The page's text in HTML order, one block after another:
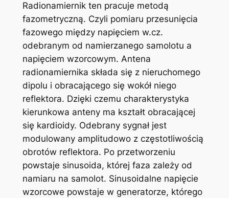
Radionamiernik ten pracuje metodą
fazometryczną. Czyli pomiaru przesunięcia
fazowego między napięciem w.cz.
odebranym od namierzanego samolotu a
napięciem wzorcowym. Antena
radionamiernika składa się z nieruchomego
dipolu i obracającego się wokół niego
reflektora. Dzięki czemu charakterystyka
kierunkowa anteny ma kształt obracającej
się kardioidy. Odebrany sygnał jest
modulowany amplitudowo z częstotliwością
obrotów reflektora. Po przetworzeniu
powstaje sinusoida, której faza zależy od
namiaru na samolot. Sinusoidalne napięcie
wzorcowe powstaje w generatorze, którego